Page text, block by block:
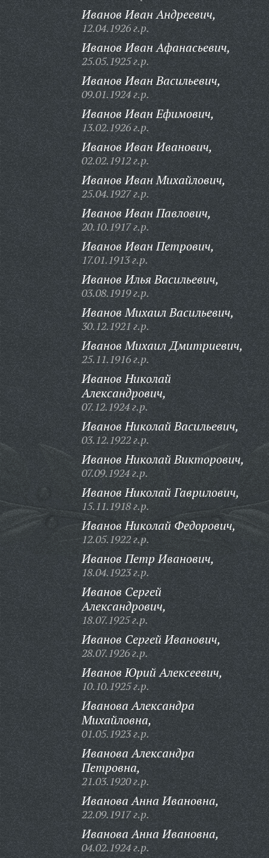
Иванов Иван Андреевич,
12.04.1926 г.р.
Иванов Иван Афанасьевич,
25.05.1925 г.р.
Иванов Иван Васильевич,
09.01.1924 г.р.
Иванов Иван Ефимович,
13.02.1926 г.р.
Иванов Иван Иванович,
02.02.1912 г.р.
Иванов Иван Михайлович,
25.04.1927 г.р.
Иванов Иван Павлович,
20.10.1917 г.р.
Иванов Иван Петрович,
17.01.1913 г.р.
Иванов Илья Васильевич,
03.08.1919 г.р.
Иванов Михаил Васильевич,
30.12.1921 г.р.
Иванов Михаил Дмитриевич,
25.11.1916 г.р.
Иванов Николай
Александрович,
07.12.1924 г.р.
Иванов Николай Васильевич,
03.12.1922 г.р.
Иванов Николай Викторович,
07.09.1924 г.р.
Иванов Николай Гаврилович,
15.11.1918 г.р.
Иванов Николай Федорович,
12.05.1922 г.р.
Иванов Петр Иванович,
18.04.1923 г.р.
Иванов Сергей
Александрович,
18.07.1925 г.р.
Иванов Сергей Иванович,
28.07.1926 г.р.
Иванов Юрий Алексеевич,
10.10.1925 г.р.
Иванова Александра
Михайловна,
01.05.1923 г.р.
Иванова Александра
Петровна,
21.03.1920 г.р.
Иванова Анна Ивановна,
22.09.1917 г.р.
Иванова Анна Ивановна,
04.02.1924 г.р.